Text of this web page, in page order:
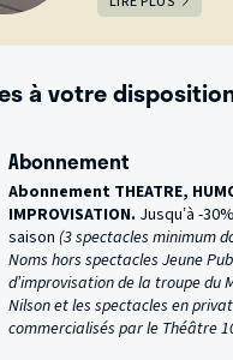
à votre
Abonnement
Abonnement THEATRE,
IMPROVISATION. Jusqu’à -
saison (3 spectacles minimum
Noms hors spectacles Jeune
d’improvisation de la troupe du
Nilson et les spectacles en
commercialisés par le Théâtre